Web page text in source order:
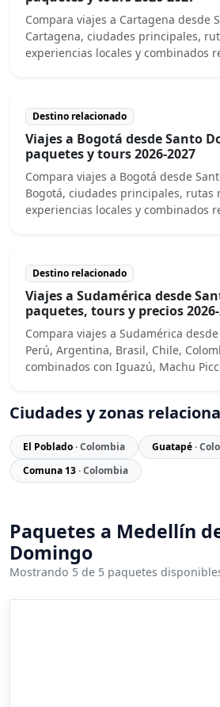
Compara viajes a Cartagena desde
Cartagena, ciudades principales,
experiencias locales y combinados
Destino relacionado
Viajes a Bogotá desde Santo
paquetes y tours 2026-2027
Compara viajes a Bogotá desde
Bogotá, ciudades principales, rutas
experiencias locales y combinados
Destino relacionado
Viajes a Sudamérica desde
paquetes, tours y precios
Compara viajes a Sudamérica
Perú, Argentina, Brasil, Chile,
combinados con Iguazú, Machu
Ciudades y zonas
El Poblado· Colombia Guatapé·
Comuna 13· Colombia
Paquetes a Medellín
Domingo
Mostrando 5 de 5 paquetes